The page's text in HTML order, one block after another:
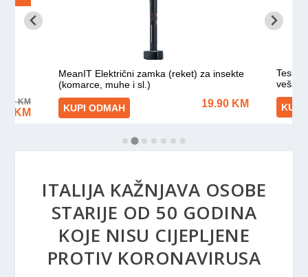
ITALIJA KAŽNJAVA OSOBE
STARIJE OD 50 GODINA
KOJE NISU CIJEPLJENE
PROTIV KORONAVIRUSA